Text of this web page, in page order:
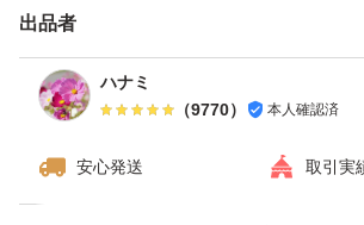
梱包は、プチプチの梱包 袋 で発送致し
お互いに気持ちのいい取引ができるよ
【Switch】マリオカート8 デラックス [通
出品者
ハナミ
（9770） 本人確認済
安心発送 取引実